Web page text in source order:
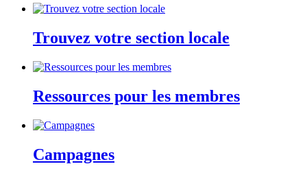
Trouvez votre section locale
Ressources pour les membres
Campagnes